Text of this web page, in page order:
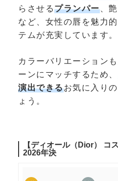
らさせるプランパー、
など、女性の唇を魅力
テムが充実しています。
カラーバリエーション
ーンにマッチするため、
演出できるお気に入り
ょう。